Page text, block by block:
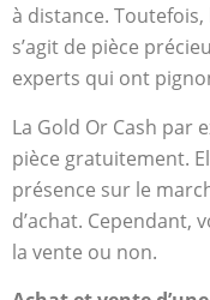
à distance.
s’agit de pièce
experts qui ont
La Gold Or Cash par
pièce gratuitement.
présence sur le
d’achat. Cependant,
la vente ou non.